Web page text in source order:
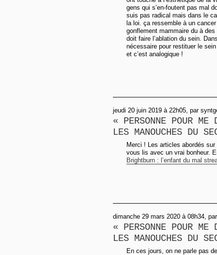
gens qui s’en-foutent pas mal
suis pas radical mais dans le
la loi. ça ressemble à un
gonflement mammaire du à
doit faire l’ablation du sein.
nécessaire pour restituer le
et c’est analogique !
jeudi 20 juin 2019 à 22h05, par
« PERSONNE POUR
LES MANOUCHES DU
Merci ! Les articles abordés
vous lis avec un vrai bonheur.
Brightburn : l’enfant du mal
dimanche 29 mars 2020 à 08h34,
« PERSONNE POUR
LES MANOUCHES DU
En ces jours, on ne parle pas